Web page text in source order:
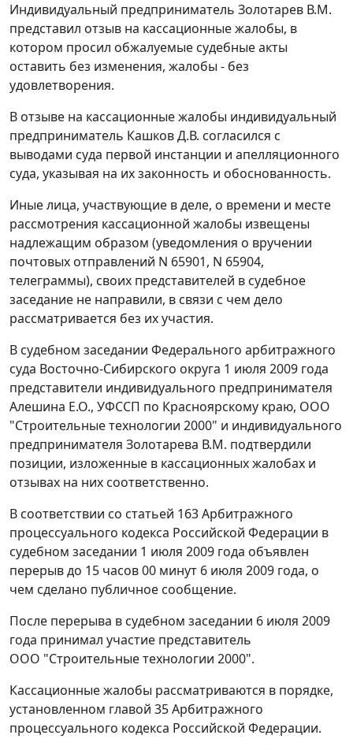
Индивидуальный предприниматель Золотарев В.М.
представил отзыв на кассационные жалобы, в
котором просил обжалуемые судебные акты
оставить без изменения, жалобы - без
удовлетворения.
В отзыве на кассационные жалобы индивидуальный
предприниматель Кашков Д.В. согласился с
выводами суда первой инстанции и апелляционного
суда, указывая на их законность и обоснованность.
Иные лица, участвующие в деле, о времени и месте
рассмотрения кассационной жалобы извещены
надлежащим образом (уведомления о вручении
почтовых отправлений N 65901, N 65904,
телеграммы), своих представителей в судебное
заседание не направили, в связи с чем дело
рассматривается без их участия.
В судебном заседании Федерального арбитражного
суда Восточно-Сибирского округа 1 июля 2009 года
представители индивидуального предпринимателя
Алешина Е.О., УФССП по Красноярскому краю, ООО
"Строительные технологии 2000" и индивидуального
предпринимателя Золотарева В.М. подтвердили
позиции, изложенные в кассационных жалобах и
отзывах на них соответственно.
В соответствии со статьей 163Арбитражного
процессуального кодекса Российской Федерации в
судебном заседании 1 июля 2009 года объявлен
перерыв до 15 часов 00 минут 6 июля 2009 года, о
чем сделано публичное сообщение.
После перерыва в судебном заседании 6 июля 2009
года принимал участие представитель
ООО "Строительные технологии 2000".
Кассационные жалобы рассматриваются в порядке,
установленном главой 35Арбитражного
процессуального кодекса Российской Федерации.